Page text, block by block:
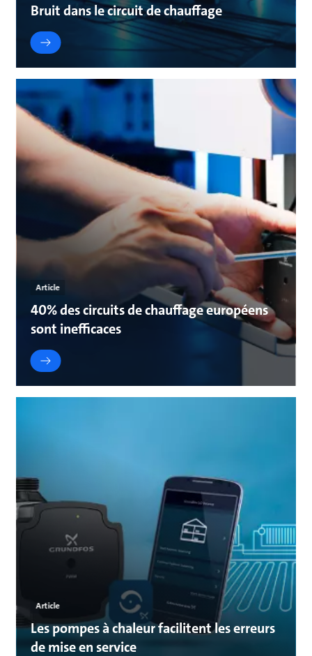
Bruit dans le circuit de chauffage
Article
40% des circuits de chauffage européens
sont inefficaces
Article
Les pompes à chaleur facilitent les erreurs
de mise en service